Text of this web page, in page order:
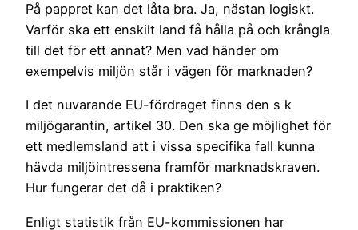
På pappret kan det låta bra. Ja, nästan logiskt.
Varför ska ett enskilt land få hålla på och krångla
till det för ett annat? Men vad händer om
exempelvis miljön står i vägen för marknaden?
I det nuvarande EU-fördraget finns den s k
miljögarantin, artikel 30. Den ska ge möjlighet för
ett medlemsland att i vissa specifika fall kunna
hävda miljöintressena framför marknadskraven.
Hur fungerar det då i praktiken?
Enligt statistik från EU-kommissionen har